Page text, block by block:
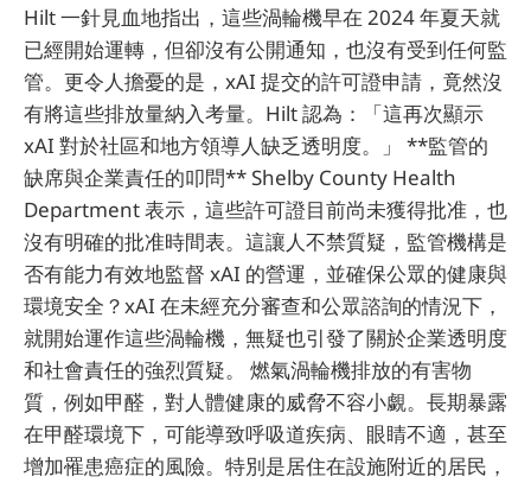
Hilt 一針見血地指出，這些渦輪機早在 2024 年夏天就
已經開始運轉，但卻沒有公開通知，也沒有受到任何監
管。更令人擔憂的是，xAI 提交的許可證申請，竟然沒
有將這些排放量納入考量。Hilt 認為：「這再次顯示
xAI 對於社區和地方領導人缺乏透明度。」 **監管的
缺席與企業責任的叩問** Shelby County Health
Department 表示，這些許可證目前尚未獲得批准，也
沒有明確的批准時間表。這讓人不禁質疑，監管機構是
否有能力有效地監督 xAI 的營運，並確保公眾的健康與
環境安全？xAI 在未經充分審查和公眾諮詢的情況下，
就開始運作這些渦輪機，無疑也引發了關於企業透明度
和社會責任的強烈質疑。 燃氣渦輪機排放的有害物
質，例如甲醛，對人體健康的威脅不容小覷。長期暴露
在甲醛環境下，可能導致呼吸道疾病、眼睛不適，甚至
增加罹患癌症的風險。特別是居住在設施附近的居民，